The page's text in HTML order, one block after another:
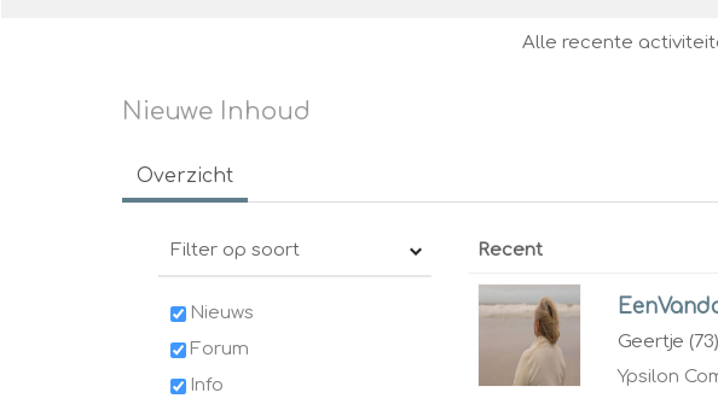
Alle recente
Nieuwe Inhoud
Overzicht
Filter op soort
Nieuws
Forum
Info
Recent
Geertje
Ypsilon